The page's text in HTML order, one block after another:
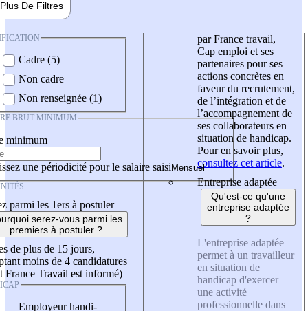
Plus De Filtres
Cadre (5)
Non cadre
Non renseignée (1)
BRUT MINIMUM
minimum
une périodicité pour le salaire saisi
parmi les 1ers à postuler
serez-vous parmi les
premiers à postuler ?
de plus de 15 jours,
moins de 4 candidatures
France Travail est informé)
Employeur handi-
par France travail,
Cap emploi et ses
partenaires pour ses
actions concrètes en
faveur du recrutement,
de l’intégration et de
l’accompagnement de
ses collaborateurs en
situation de handicap.
Pour en savoir plus,
consultez cet article.
Entreprise adaptée
Qu'est-ce qu'une
entreprise adaptée
?
L'entreprise adaptée
permet à un travailleur
en situation de
handicap d'exercer
une activité
professionnelle dans